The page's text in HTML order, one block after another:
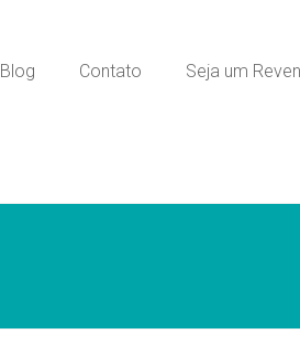
Blog Contato Seja um